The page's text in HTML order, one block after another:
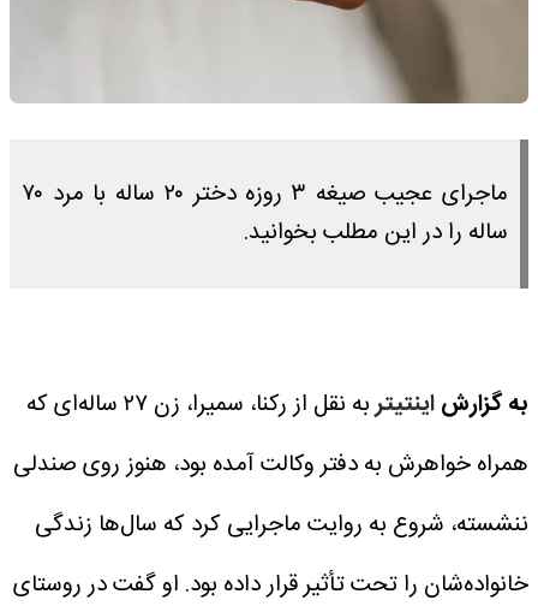
ماجرای عجیب صیغه ۳ روزه دختر ۲۰ ساله با مرد ۷۰
ساله را در این مطلب بخوانید.
به گزارشاینتیتر
به نقل از رکنا، سمیرا، زن ۲۷ ساله‌ای که
همراه خواهرش به دفتر وکالت آمده بود، هنوز روی صندلی
ننشسته، شروع به روایت ماجرایی کرد که سال‌ها زندگی
خانواده‌شان را تحت تأثیر قرار داده بود. او گفت در روستای